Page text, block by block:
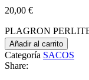
20,00 €
PLAGRON
Añadir al carrito
Categoría SACOS
Share: